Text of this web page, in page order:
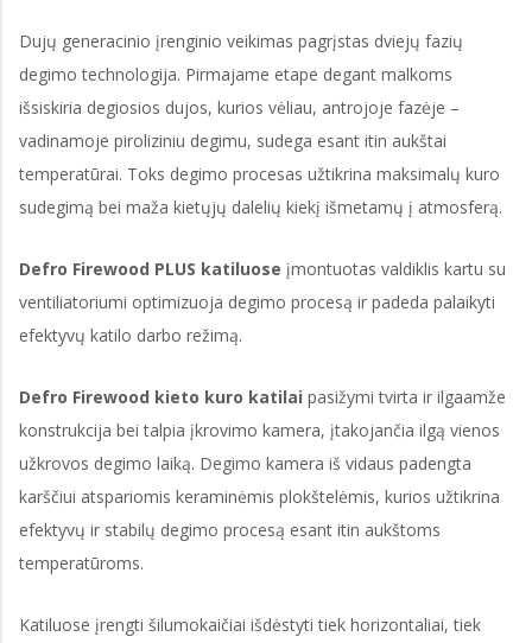
Dujų generacinio įrenginio veikimas pagrįstas dviejų fazių
degimo technologija. Pirmajame etape degant malkoms
išsiskiria degiosios dujos, kurios vėliau, antrojoje fazėje –
vadinamoje piroliziniu degimu, sudega esant itin aukštai
temperatūrai. Toks degimo procesas užtikrina maksimalų kuro
sudegimą bei maža kietųjų dalelių kiekį išmetamų į atmosferą.
Defro Firewood PLUS katiluose įmontuotas valdiklis kartu su
ventiliatoriumi optimizuoja degimo procesą ir padeda palaikyti
efektyvų katilo darbo režimą.
Defro Firewood kieto kuro katilai pasižymi tvirta ir ilgaamže
konstrukcija bei talpia įkrovimo kamera, įtakojančia ilgą vienos
užkrovos degimo laiką. Degimo kamera iš vidaus padengta
karščiui atspariomis keraminėmis plokštelėmis, kurios užtikrina
efektyvų ir stabilų degimo procesą esant itin aukštoms
temperatūroms.
Katiluose įrengti šilumokaičiai išdėstyti tiek horizontaliai, tiek